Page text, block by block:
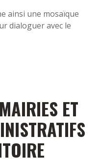
ainsi une mosaïque
dialoguer avec le
ET